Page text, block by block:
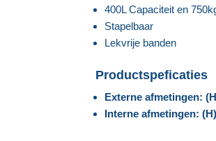
400L Capaciteit en
Stapelbaar
Lekvrije banden
Productspeficaties
Externe afmetingen:
Interne afmetingen: